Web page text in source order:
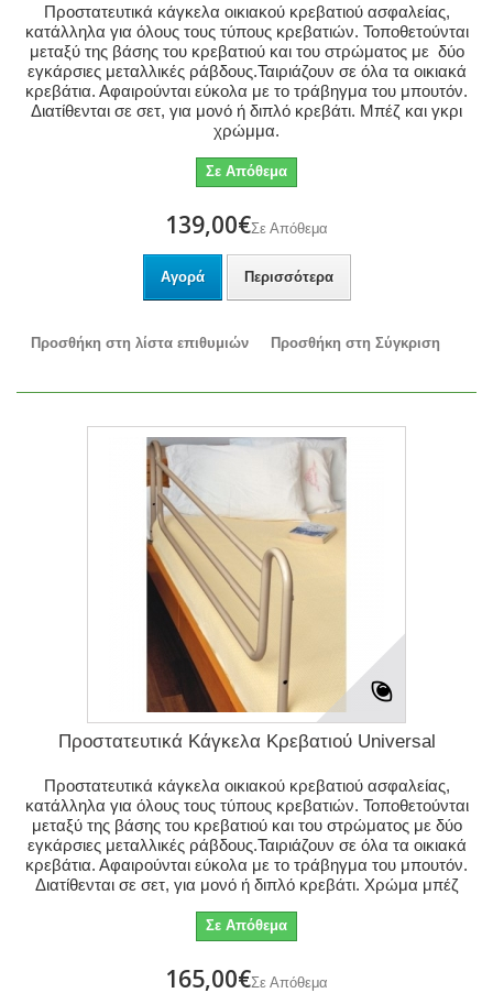
Προστατευτικά κάγκελα οικιακού κρεβατιού ασφαλείας,
κατάλληλα για όλους τους τύπους κρεβατιών. Τοποθετούνται
μεταξύ της βάσης του κρεβατιού και του στρώματος με δύο
εγκάρσιες μεταλλικές ράβδους.Ταιριάζουν σε όλα τα οικιακά
κρεβάτια. Αφαιρούνται εύκολα με το τράβηγμα του μπουτόν.
Διατίθενται σε σετ, για μονό ή διπλό κρεβάτι. Μπέζ και γκρι
χρώμμα.
Σε Απόθεμα
139,00€Σε Απόθεμα
Αγορά Περισσότερα
Προσθήκη στη λίστα επιθυμιών Προσθήκη στη Σύγκριση
Προστατευτικά Κάγκελα Κρεβατιού Universal
Προστατευτικά κάγκελα οικιακού κρεβατιού ασφαλείας,
κατάλληλα για όλους τους τύπους κρεβατιών. Τοποθετούνται
μεταξύ της βάσης του κρεβατιού και του στρώματος με δύο
εγκάρσιες μεταλλικές ράβδους.Ταιριάζουν σε όλα τα οικιακά
κρεβάτια. Αφαιρούνται εύκολα με το τράβηγμα του μπουτόν.
Διατίθενται σε σετ, για μονό ή διπλό κρεβάτι. Χρώμα μπέζ
Σε Απόθεμα
165,00€Σε Απόθεμα